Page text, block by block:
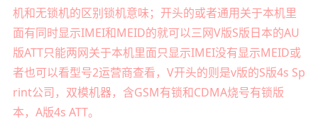
机和无锁机的区别锁机意味；开头的或者通用关于本机里
面有同时显示IMEI和MEID的就可以三网V版S版日本的AU
版ATT只能两网关于本机里面只显示IMEI没有显示MEID或
者也可以看型号2运营商查看，V开头的则是v版的S版4s Sp
rint公司，双模机器，含GSM有锁和CDMA烧号有锁版
本，A版4s ATT。